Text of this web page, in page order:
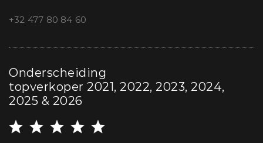
+32 477 80 84 60
Onderscheiding
topverkoper 2021, 2022, 2023, 2024,
2025 & 2026